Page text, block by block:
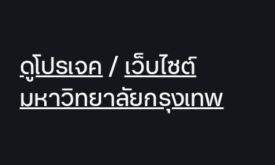
ดูโปรเจค/เว็บไซต์
มหาวิทยาลัยกรุงเทพ